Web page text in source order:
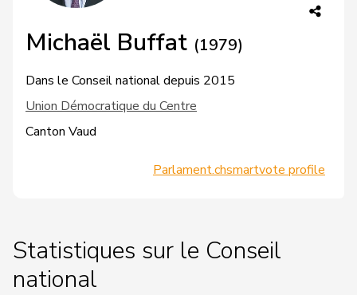
Michaël Buffat (1979)
Dans le Conseil national depuis 2015
Union Démocratique du Centre
Canton Vaud
Parlament.chsmartvote profile
Statistiques sur le Conseil
national